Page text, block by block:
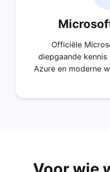
Officiële
diepgaande
Azure en moderne